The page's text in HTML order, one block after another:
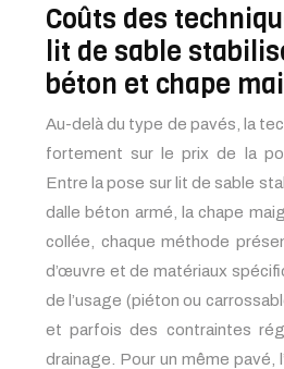
Coûts des
lit de sable
béton et chape
Au-delà du type de pavés, la
fortement sur le prix de la
Entre la pose sur lit de sable
dalle béton armé, la chape
collée, chaque méthode
d’œuvre et de matériaux
de l’usage (piéton ou
et parfois des contraintes
drainage. Pour un même pavé,